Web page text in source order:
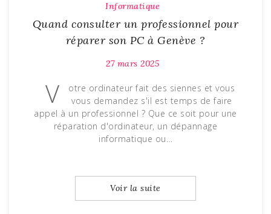
Informatique
Quand consulter un professionnel pour
réparer son PC à Genève ?
27 mars 2025
V
otre ordinateur fait des siennes et vous
vous demandez s'il est temps de faire
appel à un professionnel ? Que ce soit pour une
réparation d'ordinateur, un dépannage
informatique ou…
Voir la suite